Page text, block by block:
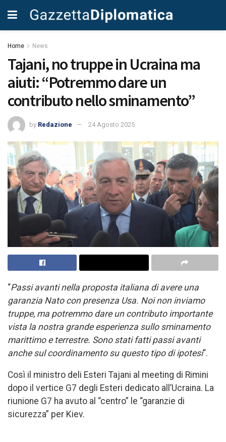
Home News
Tajani, no truppe in Ucraina ma
aiuti: “Potremmo dare un
contributo nello sminamento”
by Redazione 24 Agosto 2025
“Passi avanti nella proposta italiana di avere una
garanzia Nato con presenza Usa. Noi non inviamo
truppe, ma potremmo dare un contributo importante
vista la nostra grande esperienza sullo sminamento
marittimo e terrestre. Sono stati fatti passi avanti
anche sul coordinamento su questo tipo di ipotesi“.
Così il ministro deli Esteri Tajani al meeting di Rimini
dopo il vertice G7 degli Esteri dedicato all’Ucraina. La
riunione G7 ha avuto al “centro” le “garanzie di
sicurezza” per Kiev.